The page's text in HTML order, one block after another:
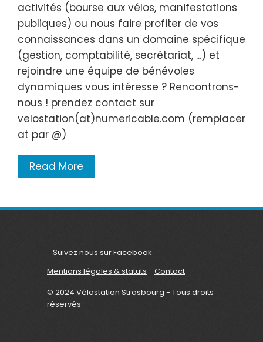
activités (bourse aux vélos, manifestations
publiques) ou nous faire profiter de vos
connaissances dans un domaine spécifique
(gestion, comptabilité, secrétariat, ...) et
rejoindre une équipe de bénévoles
dynamiques vous intéresse ? Rencontrons-
nous ! prendez contact sur
velostation(at)numericable.com (remplacer
at par @)
Read More
Suivez nous sur Facebook
Mentions légales & statuts - Contact
© 2024 Vélostation Strasbourg - Tous droits
réservés